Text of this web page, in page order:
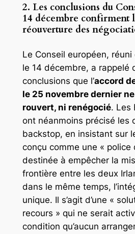
2. Les conclusions du
14 décembre confirment
réouverture des
Le Conseil européen,
le 14 décembre, a rappelé
conclusions que l’accord
le 25 novembre dernier
rouvert, ni renégocié. Les
ont néanmoins précisé les
backstop, en insistant sur
conçu comme une « police
destinée à empêcher la
frontière entre les deux
dans le même temps,
unique. Il s’agit d’une «
recours » qui ne serait
condition qu’aucun